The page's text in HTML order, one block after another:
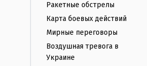
Ракетные обстрелы
Карта боевых действий
Мирные переговоры
Воздушная тревога в
Украине